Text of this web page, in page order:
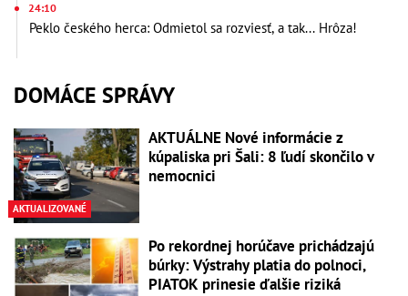
24:10
Peklo českého herca: Odmietol sa rozviesť, a tak... Hrôza!
DOMÁCE SPRÁVY
AKTUALIZOVANÉ
AKTUÁLNE Nové informácie z
kúpaliska pri Šali: 8 ľudí skončilo v
nemocnici
Po rekordnej horúčave prichádzajú
búrky: Výstrahy platia do polnoci,
PIATOK prinesie ďalšie riziká